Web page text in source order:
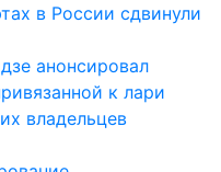
в России сдвинули
анонсировал
к лари
владельцев